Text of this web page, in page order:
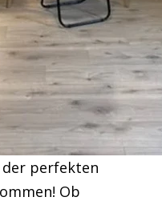
perfekten
Ob